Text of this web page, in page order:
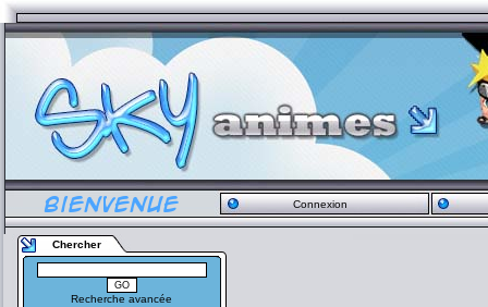
Connexion
Chercher
Recherche avancée